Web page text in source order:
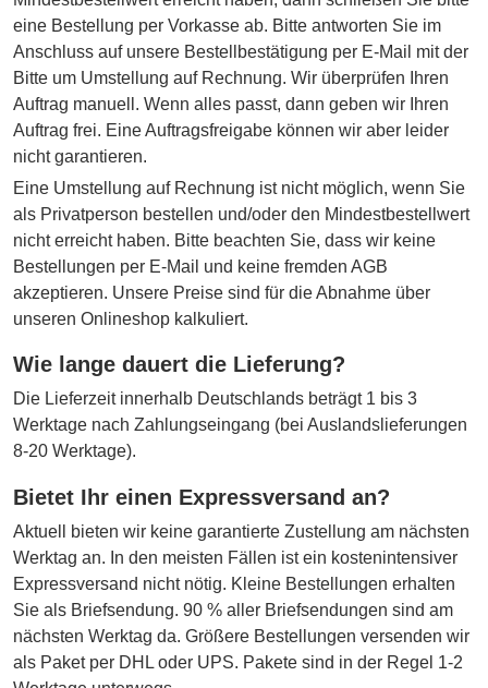
eine Bestellung per Vorkasse ab. Bitte antworten Sie im
Anschluss auf unsere Bestellbestätigung per E-Mail mit der
Bitte um Umstellung auf Rechnung. Wir überprüfen Ihren
Auftrag manuell. Wenn alles passt, dann geben wir Ihren
Auftrag frei. Eine Auftragsfreigabe können wir aber leider
nicht garantieren.
Eine Umstellung auf Rechnung ist nicht möglich, wenn Sie
als Privatperson bestellen und/oder den Mindestbestellwert
nicht erreicht haben. Bitte beachten Sie, dass wir keine
Bestellungen per E-Mail und keine fremden AGB
akzeptieren. Unsere Preise sind für die Abnahme über
unseren Onlineshop kalkuliert.
Wie lange dauert die Lieferung?
Die Lieferzeit innerhalb Deutschlands beträgt 1 bis 3
Werktage nach Zahlungseingang (bei Auslandslieferungen
8-20 Werktage).
Bietet Ihr einen Expressversand an?
Aktuell bieten wir keine garantierte Zustellung am nächsten
Werktag an. In den meisten Fällen ist ein kostenintensiver
Expressversand nicht nötig. Kleine Bestellungen erhalten
Sie als Briefsendung. 90 % aller Briefsendungen sind am
nächsten Werktag da. Größere Bestellungen versenden wir
als Paket per DHL oder UPS. Pakete sind in der Regel 1-2